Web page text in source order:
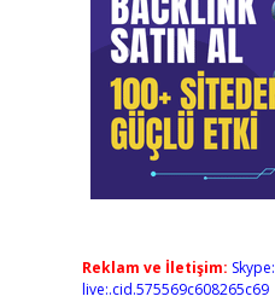
Reklam ve İletişim: Skype:
live:.cid.575569c608265c69